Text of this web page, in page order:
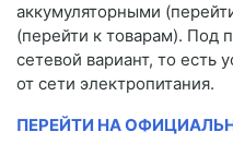
аккумуляторными
(перейти к товарам). Под
сетевой вариант, то есть
от сети электропитания.
ПЕРЕЙТИ НА